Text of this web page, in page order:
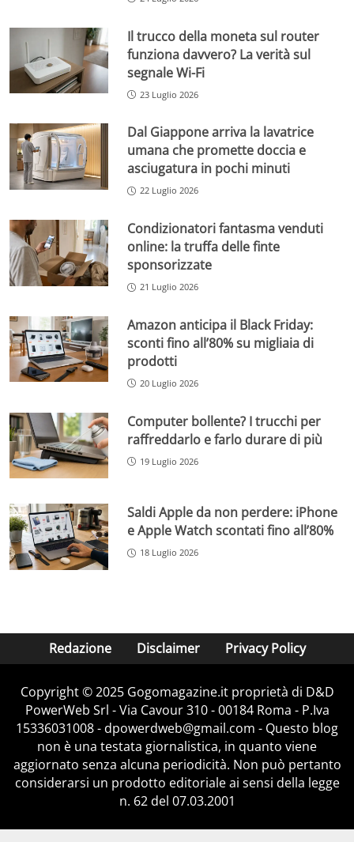
Il trucco della moneta sul router
funziona davvero? La verità sul
segnale Wi-Fi
23 Luglio 2026
Dal Giappone arriva la lavatrice
umana che promette doccia e
asciugatura in pochi minuti
22 Luglio 2026
Condizionatori fantasma venduti
online: la truffa delle finte
sponsorizzate
21 Luglio 2026
Amazon anticipa il Black Friday:
sconti fino all’80% su migliaia di
prodotti
20 Luglio 2026
Computer bollente? I trucchi per
raffreddarlo e farlo durare di più
19 Luglio 2026
Saldi Apple da non perdere: iPhone
e Apple Watch scontati fino all’80%
18 Luglio 2026
Redazione Disclaimer Privacy Policy
Copyright © 2025 Gogomagazine.it proprietà di D&D
PowerWeb Srl - Via Cavour 310 - 00184 Roma - P.Iva
15336031008 - dpowerdweb@gmail.com - Questo blog
non è una testata giornalistica, in quanto viene
aggiornato senza alcuna periodicità. Non può pertanto
considerarsi un prodotto editoriale ai sensi della legge
n. 62 del 07.03.2001